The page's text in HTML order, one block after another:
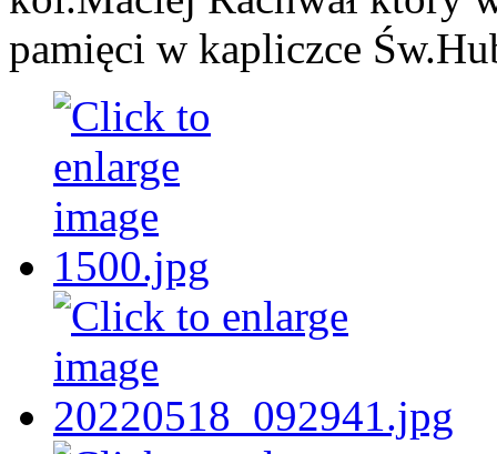
pamięci w kapliczce